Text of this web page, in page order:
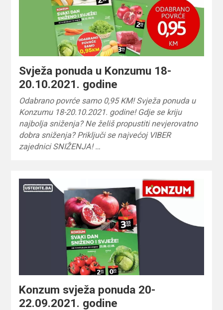
Svježa ponuda u Konzumu 18-
20.10.2021. godine
Odabrano povrće samo 0,95 KM! Svježa ponuda u
Konzumu 18-20.10.2021. godine! Gdje se kriju
najbolja sniženja? Ne želiš propustiti nevjerovatno
dobra sniženja? Priključi se najvećoj VIBER
zajednici SNIŽENJA! …
Konzum svježa ponuda 20-
22.09.2021. godine